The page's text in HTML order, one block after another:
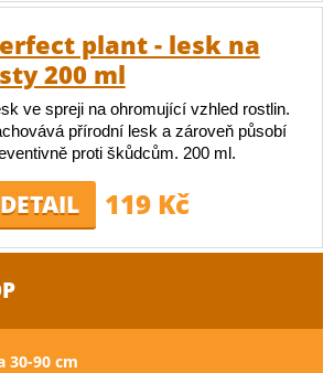
plant - lesk na
200 ml
ve spreji na ohromující vzhled rostlin.
přírodní lesk a zároveň působí
proti škůdcům. 200 ml.
DETAIL 119 Kč
30-90 cm